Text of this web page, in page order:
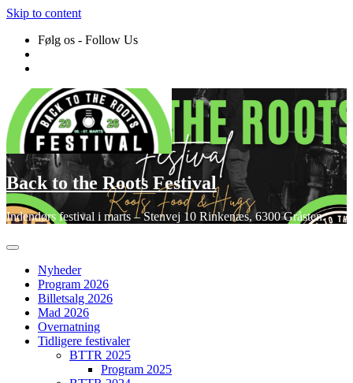
Skip to content
Følg os - Follow Us
Back to the Roots Festival
Indendørs festival i marts – Stenvej 10 Rinkenæs, 6300 Gråsten
Nyheder
Program 2026
Billetsalg 2026
Mad 2026
Overnatning
Tidligere festivaler
BTTR 2025
Program 2025